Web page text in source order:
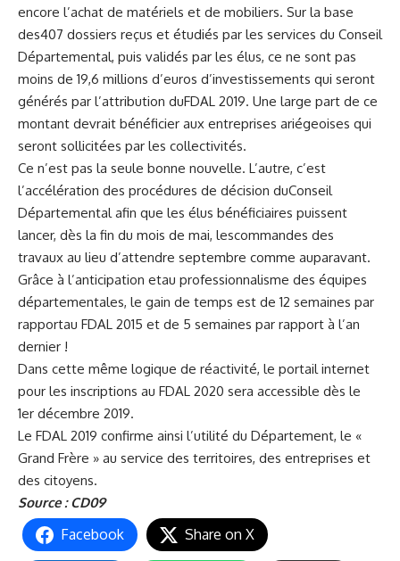
encore l’achat de matériels et de mobiliers. Sur la base
des407 dossiers reçus et étudiés par les services du Conseil
Départemental, puis validés par les élus, ce ne sont pas
moins de 19,6 millions d’euros d’investissements qui seront
générés par l’attribution duFDAL 2019. Une large part de ce
montant devrait bénéficier aux entreprises ariégeoises qui
seront sollicitées par les collectivités.
Ce n’est pas la seule bonne nouvelle. L’autre, c’est
l’accélération des procédures de décision duConseil
Départemental afin que les élus bénéficiaires puissent
lancer, dès la fin du mois de mai, lescommandes des
travaux au lieu d’attendre septembre comme auparavant.
Grâce à l’anticipation etau professionnalisme des équipes
départementales, le gain de temps est de 12 semaines par
rapportau FDAL 2015 et de 5 semaines par rapport à l’an
dernier !
Dans cette même logique de réactivité, le portail internet
pour les inscriptions au FDAL 2020 sera accessible dès le
1er décembre 2019.
Le FDAL 2019 confirme ainsi l’utilité du Département, le «
Grand Frère » au service des territoires, des entreprises et
des citoyens.
Source : CD09
Facebook Share on X